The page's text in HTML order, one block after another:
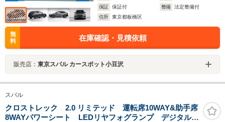
保証
保証付 整備
法定整備付
住所
東京都板橋区
無
料
在庫確認・見積依頼
販売店： 東京スバル カースポット小豆沢
スバル
クロストレック 2.0 リミテッド 運転席10WAY&助手席
8WAYパワーシート LEDリヤフォグランプ デジタルマ